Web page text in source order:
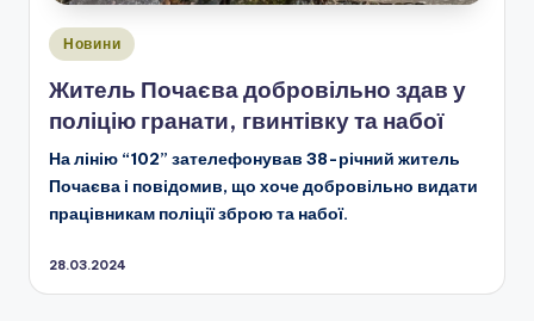
Опубліковано
Новини
Житель Почаєва добровільно здав у
поліцію гранати, гвинтівку та набої
На лінію “102” зателефонував 38-річний житель
Почаєва і повідомив, що хоче добровільно видати
працівникам поліції зброю та набої.
28.03.2024